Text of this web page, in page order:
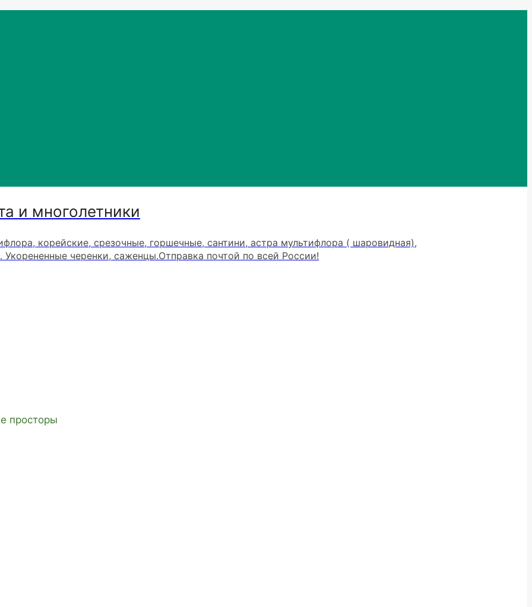
и многолетники
корейские, срезочные, горшечные, сантини, астра мультифлора ( шаровидная),
черенки, саженцы.Отправка почтой по всей России!
просторы